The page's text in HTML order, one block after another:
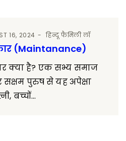
16, 2024 हिन्दू फैमिली लॉ
(Maintanance)
क्या है? एक सभ्य समाज
पुरुष से यह अपेक्षा
बच्चों...